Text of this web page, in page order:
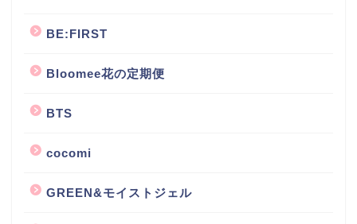
BE:FIRST
Bloomee花の定期便
BTS
cocomi
GREEN&モイストジェル